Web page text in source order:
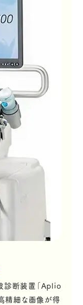
診断装置「Aplio
精細な画像が得